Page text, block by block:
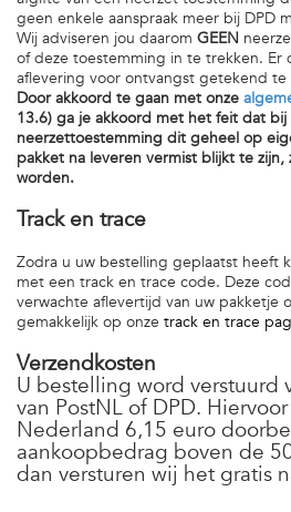
geen enkele aanspraak meer bij DPD
Wij adviseren jou daarom GEEN
of deze toestemming in te trekken. Er
aflevering voor ontvangst getekend te
Door akkoord te gaan met onze
13.6) ga je akkoord met het feit dat
neerzettoestemming dit geheel op
pakket na leveren vermist blijkt te
worden.
Track en trace
Zodra u uw bestelling geplaatst heeft
met een track en trace code. Deze
verwachte aflevertijd van uw pakketje
gemakkelijk op onze track en trace
Verzendkosten
U bestelling word verstuurd
van PostNL of DPD.
Nederland 6,15 euro
aankoopbedrag boven de
dan versturen wij het gratis